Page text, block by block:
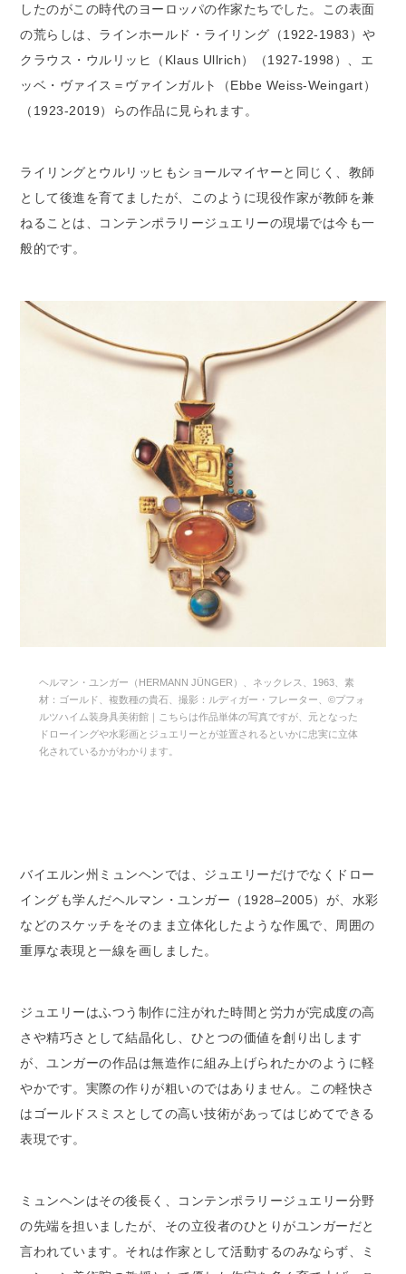
したのがこの時代のヨーロッパの作家たちでした。この表面
の荒らしは、ラインホールド・ライリング（1922-1983）や
クラウス・ウルリッヒ（Klaus Ullrich）（1927-1998）、エ
ッベ・ヴァイス＝ヴァインガルト（Ebbe Weiss-Weingart）
（1923-2019）らの作品に見られます。
ライリングとウルリッヒもショールマイヤーと同じく、教師
として後進を育てましたが、このように現役作家が教師を兼
ねることは、コンテンポラリージュエリーの現場では今も一
般的です。
ヘルマン・ユンガー（HERMANN JÜNGER）、ネックレス、1963、素
材：ゴールド、複数種の貴石、撮影：ルディガー・フレーター、©プフォ
ルツハイム装身具美術館｜こちらは作品単体の写真ですが、元となった
ドローイングや水彩画とジュエリーとが並置されるといかに忠実に立体
化されているかがわかります。
バイエルン州ミュンヘンでは、ジュエリーだけでなくドロー
イングも学んだヘルマン・ユンガー（1928–2005）が、水彩
などのスケッチをそのまま立体化したような作風で、周囲の
重厚な表現と一線を画しました。
ジュエリーはふつう制作に注がれた時間と労力が完成度の高
さや精巧さとして結晶化し、ひとつの価値を創り出します
が、ユンガーの作品は無造作に組み上げられたかのように軽
やかです。実際の作りが粗いのではありません。この軽快さ
はゴールドスミスとしての高い技術があってはじめてできる
表現です。
ミュンヘンはその後長く、コンテンポラリージュエリー分野
の先端を担いましたが、その立役者のひとりがユンガーだと
言われています。それは作家として活動するのみならず、ミ